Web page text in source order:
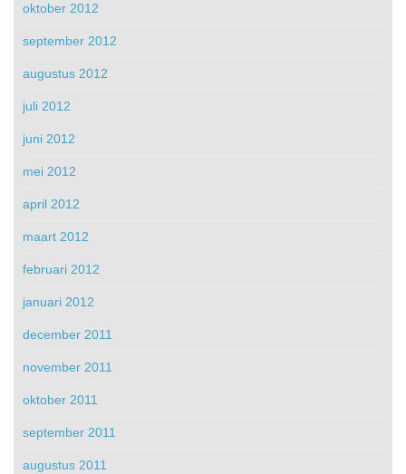
oktober 2012
september 2012
augustus 2012
juli 2012
juni 2012
mei 2012
april 2012
maart 2012
februari 2012
januari 2012
december 2011
november 2011
oktober 2011
september 2011
augustus 2011